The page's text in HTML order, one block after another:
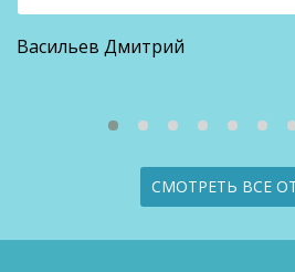
Васильев Дмитрий
СМОТРЕТЬ ВСЕ